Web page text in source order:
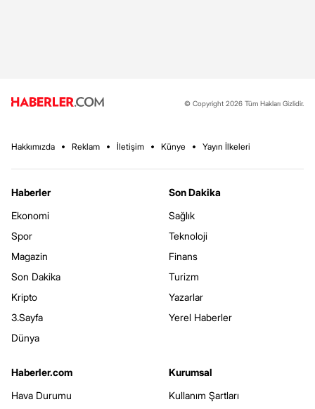
© Copyright 2026 Tüm Hakları Gizlidir.
Hakkımızda Reklam İletişim Künye Yayın İlkeleri
Haberler
Ekonomi
Spor
Magazin
Son Dakika
Kripto
3.Sayfa
Dünya
Son Dakika
Sağlık
Teknoloji
Finans
Turizm
Yazarlar
Yerel Haberler
Haberler.com
Hava Durumu
Kurumsal
Kullanım Şartları